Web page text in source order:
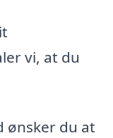
vi, at du
ønsker du at